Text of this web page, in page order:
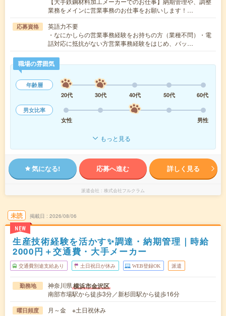
業務をメインに営業事務のお仕事をお願いします！…
応募資格
英語力不要
・なにかしらの営業事務経験をお持ちの方（業種不問）・電
話対応に抵抗がない方営業事務経験をはじめ、バッ…
職場の雰囲気
年齢層
20代
30代 40代 50代
60代
男女比率
女性
男性
もっと見る
気になる! 応募へ進む 詳しく見る
派遣会社 株式会社フルクラム
未読
NEW
掲載日 2026/08/06
生産技術経験を活かす✨調達・納期管理｜時給
2000円＋交通費・大手メーカー
交通費別途支給あり 土日祝日が休み WEB登録OK 派遣
勤務地 神奈川県横浜市金沢区
南部市場駅から徒歩3分／新杉田駅から徒歩16分
曜日頻度 月～金 ※土日祝休み